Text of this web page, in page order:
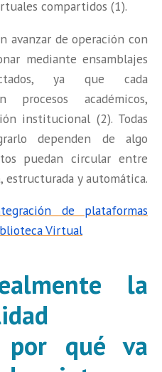
compartidos (1).
avanzar de operación con
mediante ensamblajes
ya que cada
académicos,
institucional (2). Todas
dependen de algo
puedan circular entre
estructurada y automática.
de plataformas
Virtual
la
por qué va